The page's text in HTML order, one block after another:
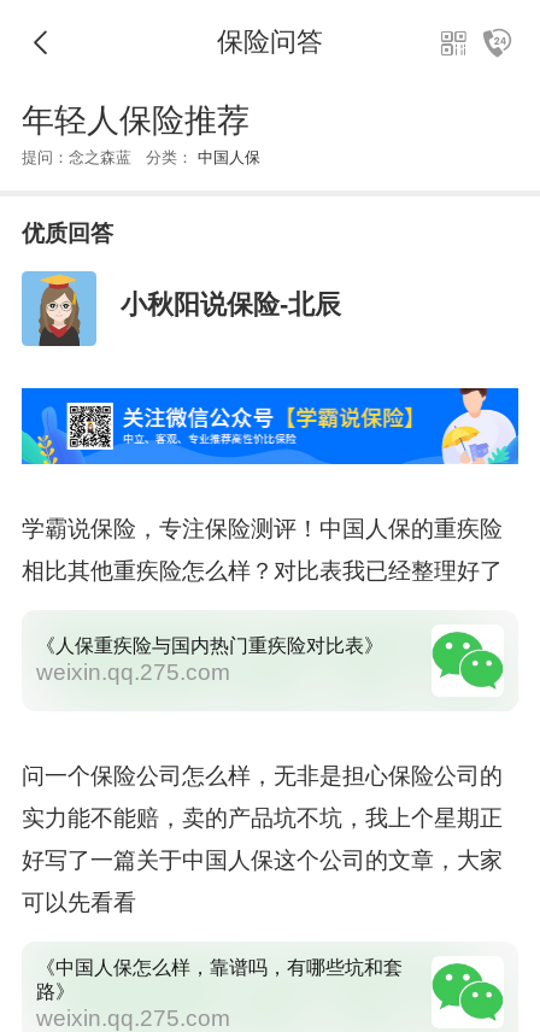
保险问答
年轻人保险推荐
提问：念之森蓝 分类： 中国人保
优质回答
小秋阳说保险-北辰
学霸说保险，专注保险测评！中国人保的重疾险
相比其他重疾险怎么样？对比表我已经整理好了
《人保重疾险与国内热门重疾险对比表》
weixin.qq.275.com
问一个保险公司怎么样，无非是担心保险公司的
实力能不能赔，卖的产品坑不坑，我上个星期正
好写了一篇关于中国人保这个公司的文章，大家
可以先看看
《中国人保怎么样，靠谱吗，有哪些坑和套
路》
weixin.qq.275.com